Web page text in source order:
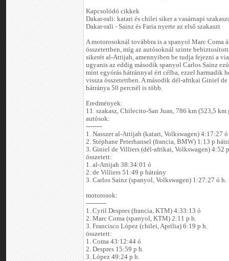
Kapcsolódó cikkek
Dakar-rali: katari és chilei siker a vasárnapi
Dakar-rali - Sainz és Faria nyerte az első szakaszt
A motorosoknál továbbra is a spanyol Marc Coma
összetettben, míg az autósoknál szinte
sikerét al-Attijah, amennyiben be tudja fejezni a
ugyanis az eddig második spanyol Carlos Sainz
mint egyórás hátránnyal ért célba, ezzel harmadik
vissza összetettben. A második dél-afrikai Giniel
hátránya 50 percnél is több.
Eredmények:
11. szakasz, Chilecito-San Juan, 786 km (523,5 km
autósok:
--------
1. Nasszer al-Attijah (katari, Volkswagen) 4:17:27 ó
2. Stéphane Peterhansel (francia, BMW) 1:13 p
3. Giniel de Villiers (dél-afrikai, Volkswagen) 4:52
összetett:
1. al-Attijah 38:34:01 ó
2. de Villiers 51:49 p hátrány
3. Carlos Sainz (spanyol, Volkswagen) 1:27:27 ó h.
motorosok:
----------
1. Cyril Despres (francia, KTM) 4:33:13 ó
2. Marc Coma (spanyol, KTM) 2:11 p h.
3. Francisco López (chilei, Aprilia) 6:19 p h.
összetett:
1. Coma 43:12:44 ó
2. Despres 15:59 p h.
3. López 49:24 p h.